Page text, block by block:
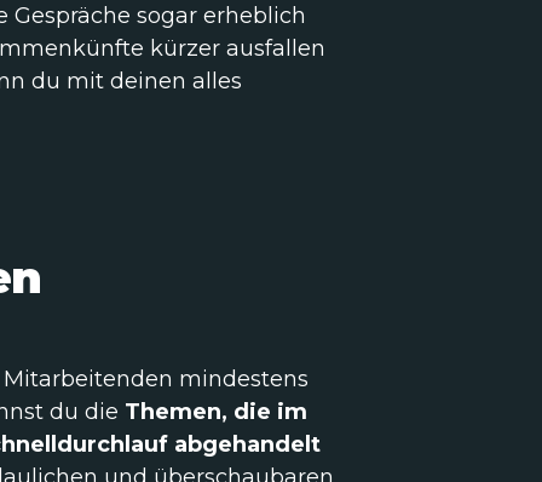
sogar erheblich
kürzer ausfallen
du mit deinen alles
mindestens
du die Themen, die im
abgehandelt